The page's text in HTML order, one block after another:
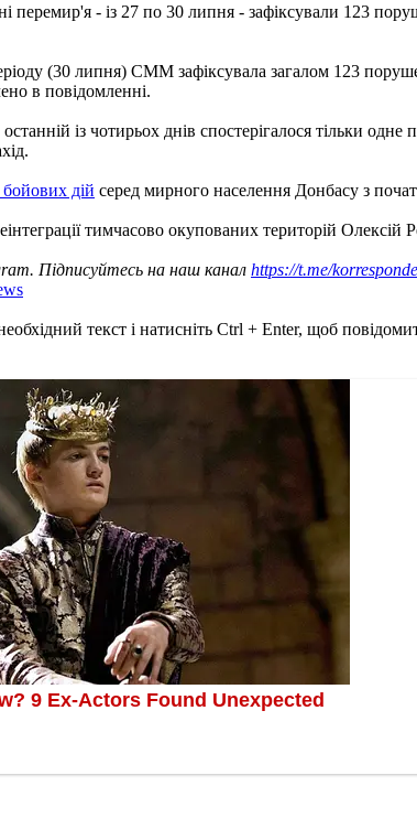
- із 27 по 30 липня - зафіксували 123
(30 липня) СММ зафіксувала загалом 123
в повідомленні.
із чотирьох днів спостерігалося тільки
дій серед мирного населення Донбасу з
тимчасово окупованих територій Олексій
Підписуйтесь на наш канал https://t.me/
текст і натисніть Ctrl + Enter, щоб